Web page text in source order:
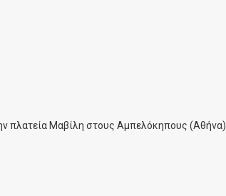
πλατεία Μαβίλη στους Αμπελόκηπους (Αθήνα)